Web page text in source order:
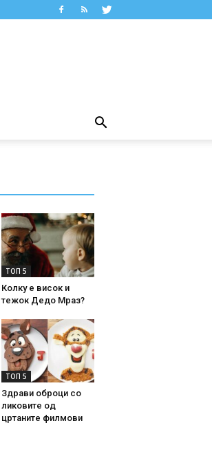
ТОП 5
Колку е висок и
тежок Дедо Мраз?
ТОП 5
Здрави оброци со
ликовите од
цртаните филмови